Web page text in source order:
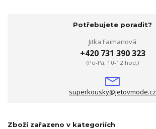
Potřebujete poradit?
Jitka Faimanová
+420 731 390 323
(Po-Pá, 10-12 hod.)
superkousky@jetovmode.cz
Zboží zařazeno v kategoriích